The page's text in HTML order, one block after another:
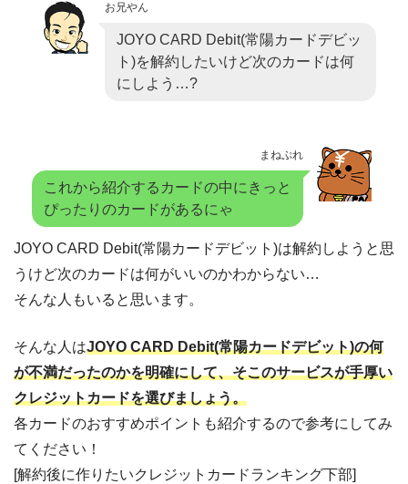
お兄やん
JOYO CARD Debit(常陽カードデビッ
ト)を解約したいけど次のカードは何
にしよう…?
まねぷれ
これから紹介するカードの中にきっと
ぴったりのカードがあるにゃ
JOYO CARD Debit(常陽カードデビット)は解約しようと思
うけど次のカードは何がいいのかわからない…
そんな人もいると思います。
そんな人はJOYO CARD Debit(常陽カードデビット)の何
が不満だったのかを明確にして、そこのサービスが手厚い
クレジットカードを選びましょう。
各カードのおすすめポイントも紹介するので参考にしてみ
てください！
[解約後に作りたいクレジットカードランキング下部]